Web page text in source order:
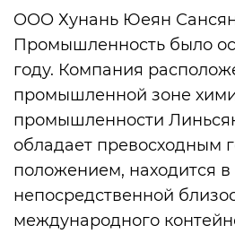
OOO Хунань Юеян
Промышленность было
году. Компания
промышленной зоне
промышленности
обладает превосходным
положением, находится в
непосредственной
международного